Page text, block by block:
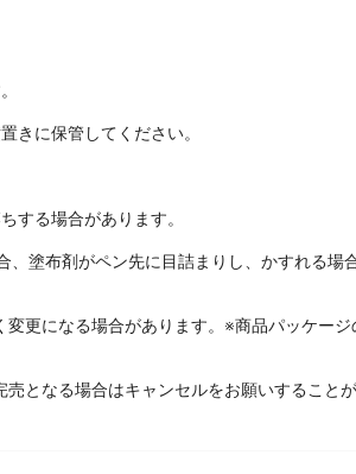
きに保管してください。
する場合があります。
塗布剤がペン先に目詰まりし、かすれる場
更になる場合があります。※商品パッケージ
となる場合はキャンセルをお願いすること